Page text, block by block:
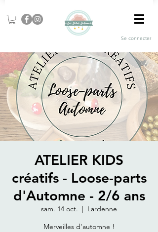
Se connecter
ATELIER KIDS
créatifs - Loose-parts
d'Automne - 2/6 ans
sam. 14 oct.
  |
Lardenne
Merveilles d'automne !